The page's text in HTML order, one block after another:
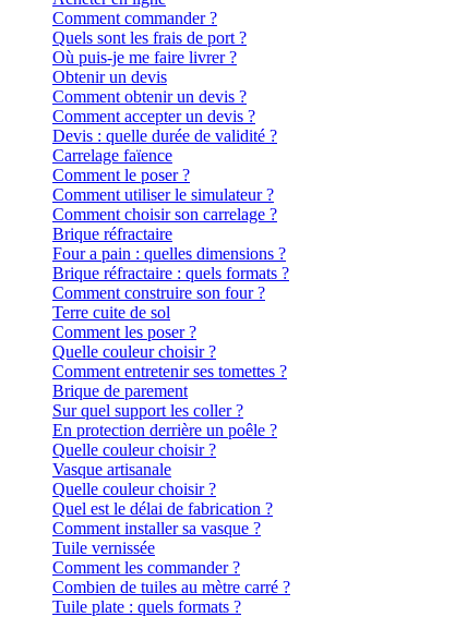
Comment commander ?
Quels sont les frais de port ?
Où puis-je me faire livrer ?
Obtenir un devis
Comment obtenir un devis ?
Comment accepter un devis ?
Devis : quelle durée de validité ?
Carrelage faïence
Comment le poser ?
Comment utiliser le simulateur ?
Comment choisir son carrelage ?
Brique réfractaire
Four a pain : quelles dimensions ?
Brique réfractaire : quels formats ?
Comment construire son four ?
Terre cuite de sol
Comment les poser ?
Quelle couleur choisir ?
Comment entretenir ses tomettes ?
Brique de parement
Sur quel support les coller ?
En protection derrière un poêle ?
Quelle couleur choisir ?
Vasque artisanale
Quelle couleur choisir ?
Quel est le délai de fabrication ?
Comment installer sa vasque ?
Tuile vernissée
Comment les commander ?
Combien de tuiles au mètre carré ?
Tuile plate : quels formats ?